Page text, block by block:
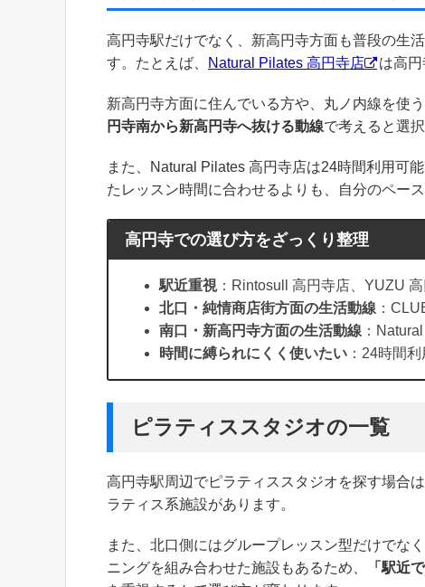
高円寺駅だけでなく、新高円寺方面も普段の生
す。たとえば、
Natural Pilates 高円寺店 は高
新高円寺方面に住んでいる方や、丸ノ内線を使
円寺南から新高円寺へ抜ける動線で考えると選
また、Natural Pilates 高円寺店は24時間利用可
たレッスン時間に合わせるよりも、自分のペー
高円寺での選び方をざっくり整理
駅近重視 ：Rintosull 高円寺店、YUZU
北口・純情商店街方面の生活動線 ：
南口・新高円寺方面の生活動線 ：
時間に縛られにくく使いたい ：24時間
ピラティススタジオの一覧
高円寺駅周辺でピラティススタジオを探す場合
ラティス系施設があります。
また、北口側にはグループレッスン型だけでな
ニングを組み合わせた施設もあるため、
「駅近